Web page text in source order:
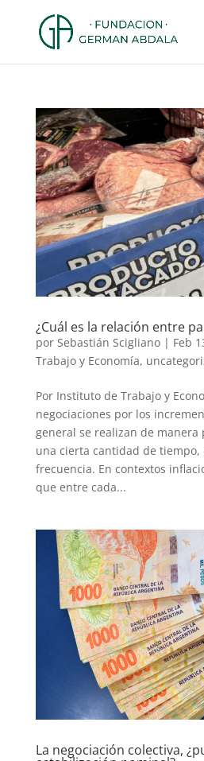
¿Cuál es la relación entre
por Sebastián Scigliano| Feb
Trabajo y Economía,
Por Instituto de Trabajo y
negociaciones por los
general se realizan de
una cierta cantidad de tiempo,
frecuencia. En contextos
que entre cada...
La negociación colectiva,